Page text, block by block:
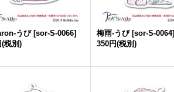
うび [sor-S-0066]
(税別)
梅雨-うび [sor-S-0064]
350円(税別)